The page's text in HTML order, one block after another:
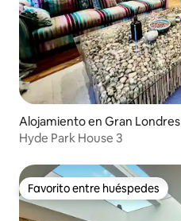
Alojamiento en Gran Londres
Hyde Park House 3
Favorito entre huéspedes
Favorito entre huéspedes